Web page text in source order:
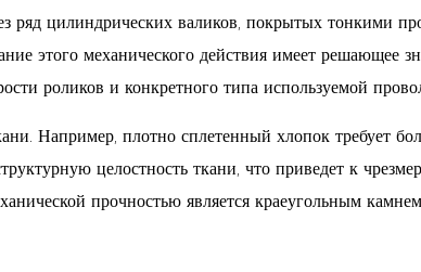
ряд цилиндрических валиков, покрытых тонкими
этого механического действия имеет решающее
роликов и конкретного типа используемой
Например, плотно сплетенный хлопок требует
целостность ткани, что приведет к
прочностью является краеугольным